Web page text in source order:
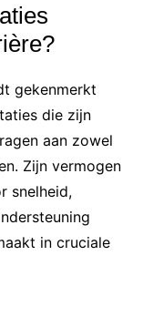
gekenmerkt
die zijn
aan zowel
Zijn vermogen
snelheid,
in cruciale